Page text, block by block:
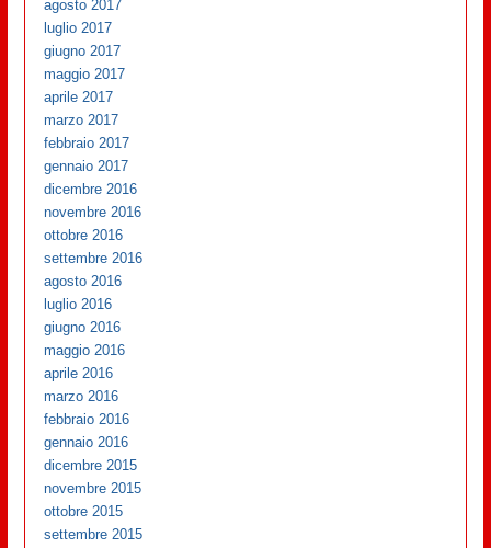
agosto 2017
luglio 2017
giugno 2017
maggio 2017
aprile 2017
marzo 2017
febbraio 2017
gennaio 2017
dicembre 2016
novembre 2016
ottobre 2016
settembre 2016
agosto 2016
luglio 2016
giugno 2016
maggio 2016
aprile 2016
marzo 2016
febbraio 2016
gennaio 2016
dicembre 2015
novembre 2015
ottobre 2015
settembre 2015